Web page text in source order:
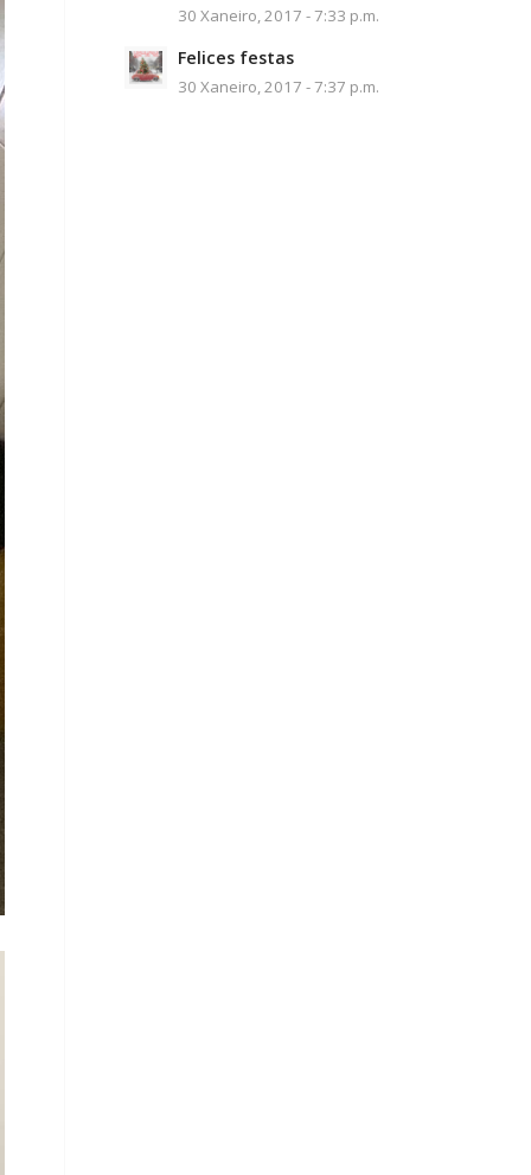
30 Xaneiro, 2017 - 7:33 p.m.
Felices festas
30 Xaneiro, 2017 - 7:37 p.m.